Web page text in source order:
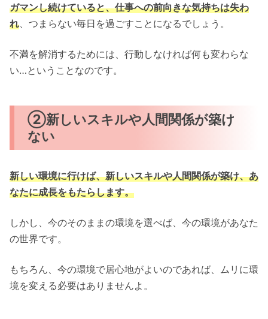
ガマンし続けていると、仕事への前向きな気持ちは失わ
れ 、つまらない毎日を過ごすことになるでしょう。
不満を解消するためには、行動しなければ何も変わらな
い…ということなのです。
②新しいスキルや人間関係が築け
ない
新しい環境に行けば、新しいスキルや人間関係が築け、あ
なたに成長をもたらします。
しかし、今のそのままの環境を選べば、今の環境があなた
の世界です。
もちろん、今の環境で居心地がよいのであれば、ムリに環
境を変える必要はありませんよ。